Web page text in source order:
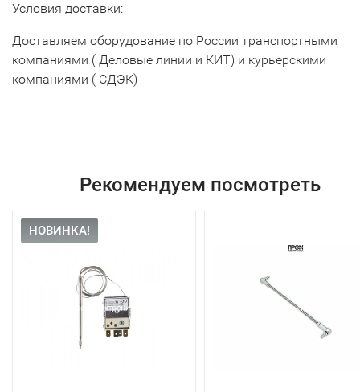
Условия доставки:
Доставляем оборудование по России транспортными
компаниями ( Деловые линии и КИТ) и курьерскими
компаниями ( СДЭК)
Рекомендуем посмотреть
НОВИНКА!